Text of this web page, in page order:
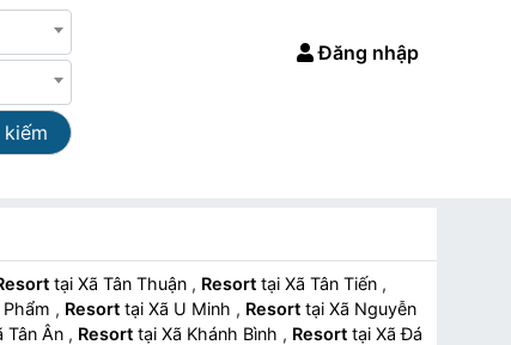
Đăng nhập
tại Xã Tân Thuận , Resort tại Xã Tân Tiến ,
Phẩm , Resort tại Xã U Minh , Resort tại Xã Nguyễn
Tân Ân , Resort tại Xã Khánh Bình , Resort tại Xã Đá